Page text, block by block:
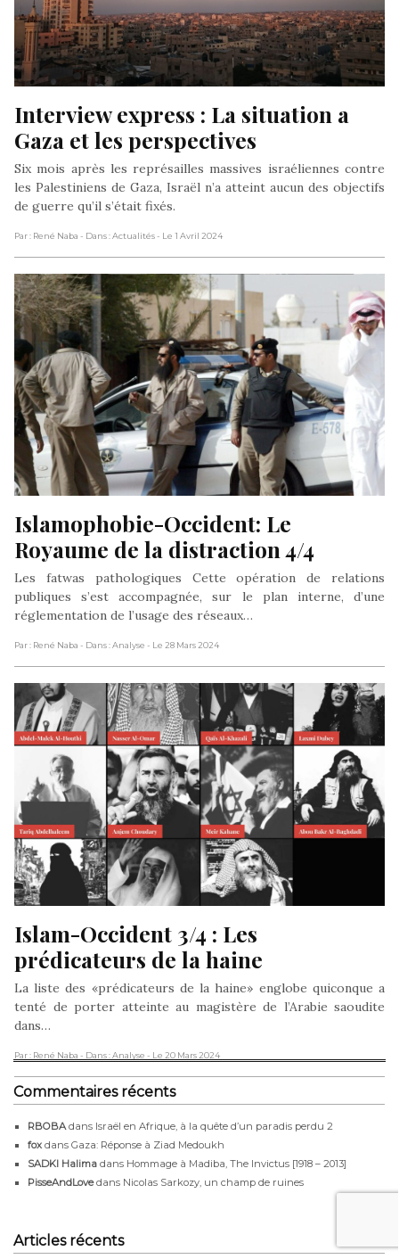
Interview express : La situation a
Gaza et les perspectives
Six mois après les représailles massives israéliennes contre
les Palestiniens de Gaza, Israël n’a atteint aucun des objectifs
de guerre qu’il s’était fixés.
Par : René Naba - Dans : Actualités- Le 1 Avril 2024
Islamophobie-Occident: Le
Royaume de la distraction 4/4
Les fatwas pathologiques Cette opération de relations
publiques s’est accompagnée, sur le plan interne, d’une
réglementation de l’usage des réseaux…
Par : René Naba - Dans : Analyse - Le 28 Mars 2024
Islam-Occident 3/4 : Les
prédicateurs de la haine
La liste des «prédicateurs de la haine» englobe quiconque a
tenté de porter atteinte au magistère de l’Arabie saoudite
dans…
Par : René Naba - Dans : Analyse - Le 20 Mars 2024
Commentaires récents
RBOBAdans Israël en Afrique, à la quête d’un paradis perdu 2
fox dans Gaza: Réponse à Ziad Medoukh
SADKI Halima dans Hommage à Madiba, The Invictus [1918 – 2013]
PisseAndLovedans Nicolas Sarkozy, un champ de ruines
Articles récents